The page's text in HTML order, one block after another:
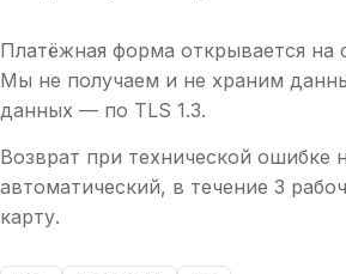
Платёжная форма открывается на
Мы не получаем и не храним
данных — по TLS 1.3.
Возврат при технической ошибке
автоматический, в течение 3
карту.